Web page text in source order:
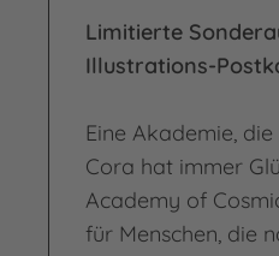
Limitierte
Illustrations-
Eine Akademie,
Cora hat immer
Academy of
für Menschen, die